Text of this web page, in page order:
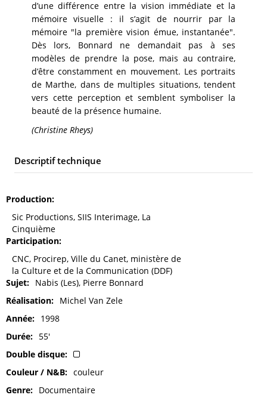
d’une différence entre la vision immédiate et la
mémoire visuelle : il s’agit de nourrir par la
mémoire "la première vision émue, instantanée".
Dès lors, Bonnard ne demandait pas à ses
modèles de prendre la pose, mais au contraire,
d’être constamment en mouvement. Les portraits
de Marthe, dans de multiples situations, tendent
vers cette perception et semblent symboliser la
beauté de la présence humaine.
(Christine Rheys)
Descriptif technique
Production
Sic Productions, SIIS Interimage, La
Cinquième
Participation
CNC, Procirep, Ville du Canet, ministère de
la Culture et de la Communication (DDF)
Sujet
Nabis (Les), Pierre Bonnard
Réalisation
Michel Van Zele
Année
1998
Durée
55'
Double disque
Couleur / N&B
couleur
Genre
Documentaire